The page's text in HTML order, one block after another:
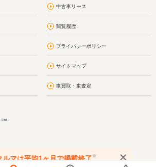
中古車リース
閲覧履歴
プライバシーポリシー
サイトマップ
車買取・車査定
ルマは平均1ヶ月で掲載終了※